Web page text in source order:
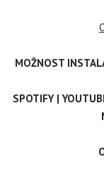
MOŽNOST
SPOTIFY |